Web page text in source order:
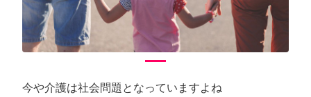
今や介護は社会問題となっていますよね